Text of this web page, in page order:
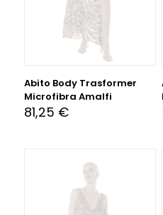
Abito Body Trasformer
Microfibra Amalfi
81,25 €